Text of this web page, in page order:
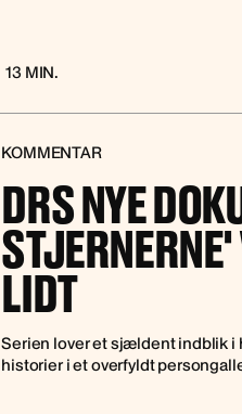
13 MIN.
KOMMENTAR
DRS NYE
STJERNERNE'
LIDT
Serien lover et sjældent indblik
historier i et overfyldt